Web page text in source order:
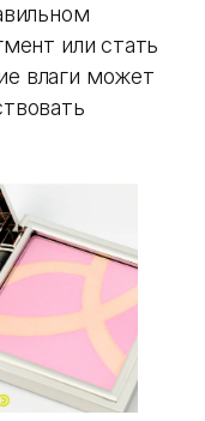
или стать
влаги может